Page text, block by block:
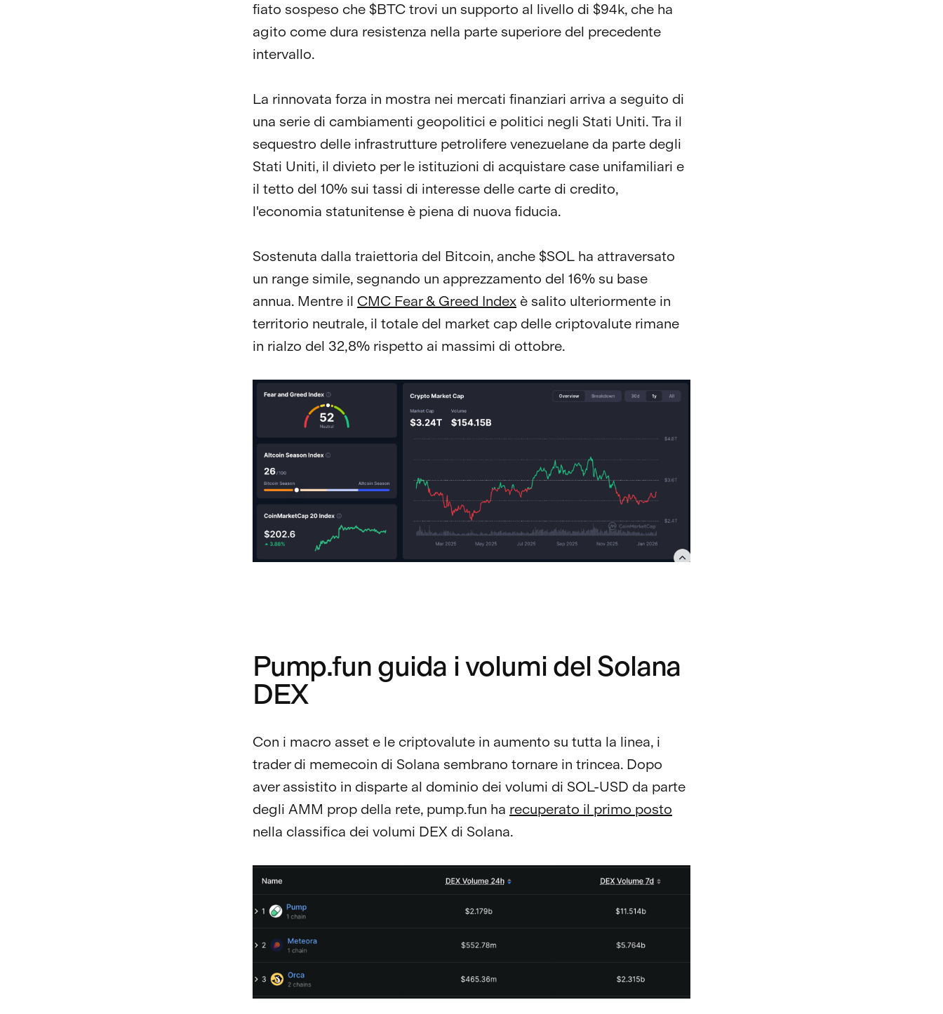
fiato sospeso che $BTC trovi un supporto al livello di $94k, che ha
agito come dura resistenza nella parte superiore del precedente
intervallo.
La rinnovata forza in mostra nei mercati finanziari arriva a seguito di
una serie di cambiamenti geopolitici e politici negli Stati Uniti. Tra il
sequestro delle infrastrutture petrolifere venezuelane da parte degli
Stati Uniti, il divieto per le istituzioni di acquistare case unifamiliari e
il tetto del 10% sui tassi di interesse delle carte di credito,
l'economia statunitense è piena di nuova fiducia.
Sostenuta dalla traiettoria del Bitcoin, anche $SOL ha attraversato
un range simile, segnando un apprezzamento del 16% su base
annua. Mentre il CMC Fear & Greed Index è salito ulteriormente in
territorio neutrale, il totale del market cap delle criptovalute rimane
in rialzo del 32,8% rispetto ai massimi di ottobre.
Pump.fun guida i volumi del Solana
DEX
Con i macro asset e le criptovalute in aumento su tutta la linea, i
trader di memecoin di Solana sembrano tornare in trincea. Dopo
aver assistito in disparte al dominio dei volumi di SOL-USD da parte
degli AMM prop della rete, pump.fun ha recuperato il primo posto
nella classifica dei volumi DEX di Solana.